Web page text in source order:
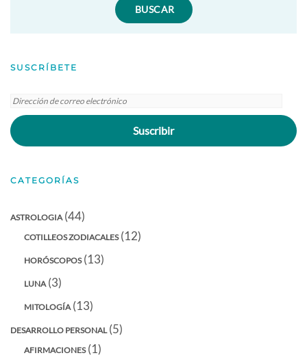
SUSCRÍBETE
Dirección
de
correo
electrónico
Suscribir
CATEGORÍAS
ASTROLOGIA (44)
COTILLEOS ZODIACALES(12)
HORÓSCOPOS(13)
LUNA (3)
MITOLOGÍA (13)
DESARROLLO PERSONAL(5)
AFIRMACIONES(1)